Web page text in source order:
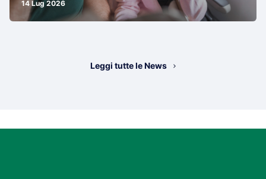
14 Lug 2026
Leggi tutte le News